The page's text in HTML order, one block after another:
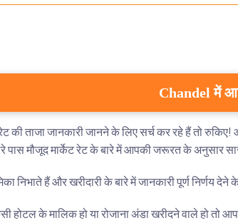
Chandel में
ताजा जानकारी जानने के लिए सर्च कर रहे हैं तो
पास मौजूद मार्केट रेट के बारे में आपकी जरूरत के अनुसार
हैं और खरीदारी के बारे में जानकारी पूर्ण निर्णय
होटल के मालिक हो या रोजाना अंडा खरीदने वाले हो